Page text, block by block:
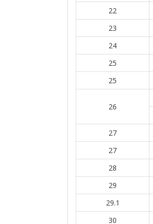
22
23
24
25
25
26
27
27
28
29
29.1
30